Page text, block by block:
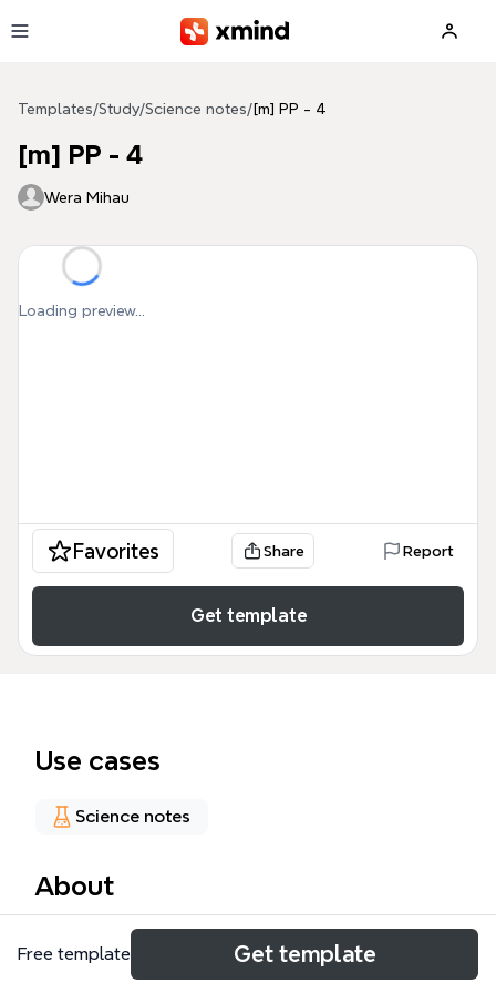
Templates/Study/Science notes/ [m] PP - 4
[m] PP - 4
Wera Mihau
Loading preview...
Favorites Share Report
Get template
Use cases
Science notes
About
Szablon [m] PP - 4 to specjalistyczne kompendium
farmakologii układu pokarmowego, koncentrujące
Free template Get template